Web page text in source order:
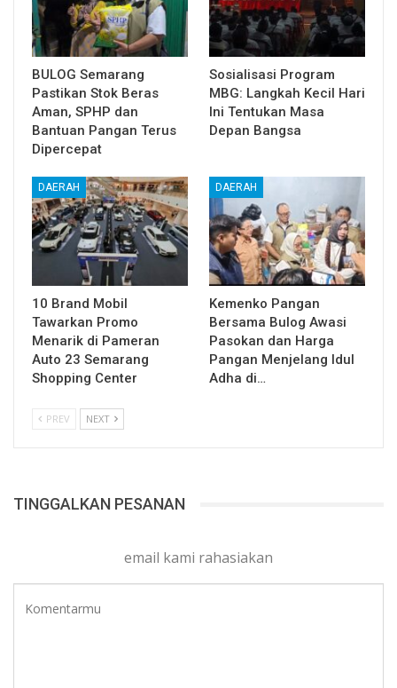
BULOG Semarang
Pastikan Stok Beras
Aman, SPHP dan
Bantuan Pangan Terus
Dipercepat
Sosialisasi Program
MBG: Langkah Kecil Hari
Ini Tentukan Masa
Depan Bangsa
DAERAH
10 Brand Mobil
Tawarkan Promo
Menarik di Pameran
Auto 23 Semarang
Shopping Center
DAERAH
Kemenko Pangan
Bersama Bulog Awasi
Pasokan dan Harga
Pangan Menjelang Idul
Adha di…
PREV NEXT
TINGGALKAN PESANAN
email kami rahasiakan